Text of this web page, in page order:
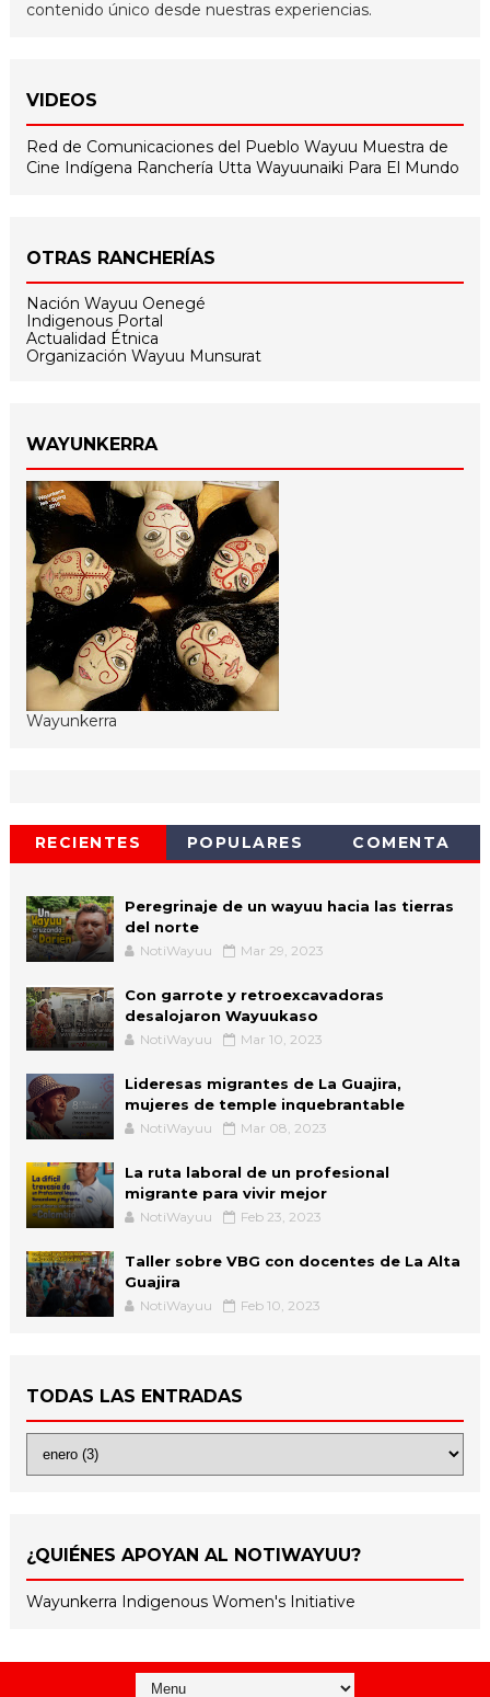
contenido único desde nuestras experiencias.
VIDEOS
Red de Comunicaciones del Pueblo Wayuu Muestra de
Cine Indígena Ranchería Utta Wayuunaiki Para El Mundo
OTRAS RANCHERÍAS
Nación Wayuu Oenegé
Indigenous Portal
Actualidad Étnica
Organización Wayuu Munsurat
WAYUNKERRA
Wayunkerra
RECIENTES POPULARES COMENTA
Peregrinaje de un wayuu hacia las tierras
del norte
NotiWayuu Mar 29, 2023
Con garrote y retroexcavadoras
desalojaron Wayuukaso
NotiWayuu Mar 10, 2023
Lideresas migrantes de La Guajira,
mujeres de temple inquebrantable
NotiWayuu Mar 08, 2023
La ruta laboral de un profesional
migrante para vivir mejor
NotiWayuu Feb 23, 2023
Taller sobre VBG con docentes de La Alta
Guajira
NotiWayuu Feb 10, 2023
TODAS LAS ENTRADAS
¿QUIÉNES APOYAN AL NOTIWAYUU?
Wayunkerra Indigenous Women's Initiative